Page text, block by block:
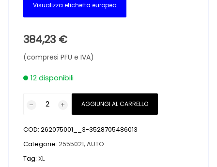
Visualizza etichetta europea
384,23 €
(compresi PFU e IVA)
12 disponibili
X
ICE
SNOW
AGGIUNGI AL CARRELLO
COD:262075001__3-3528705486013
Categorie:2555021,AUTO
Tag:XL